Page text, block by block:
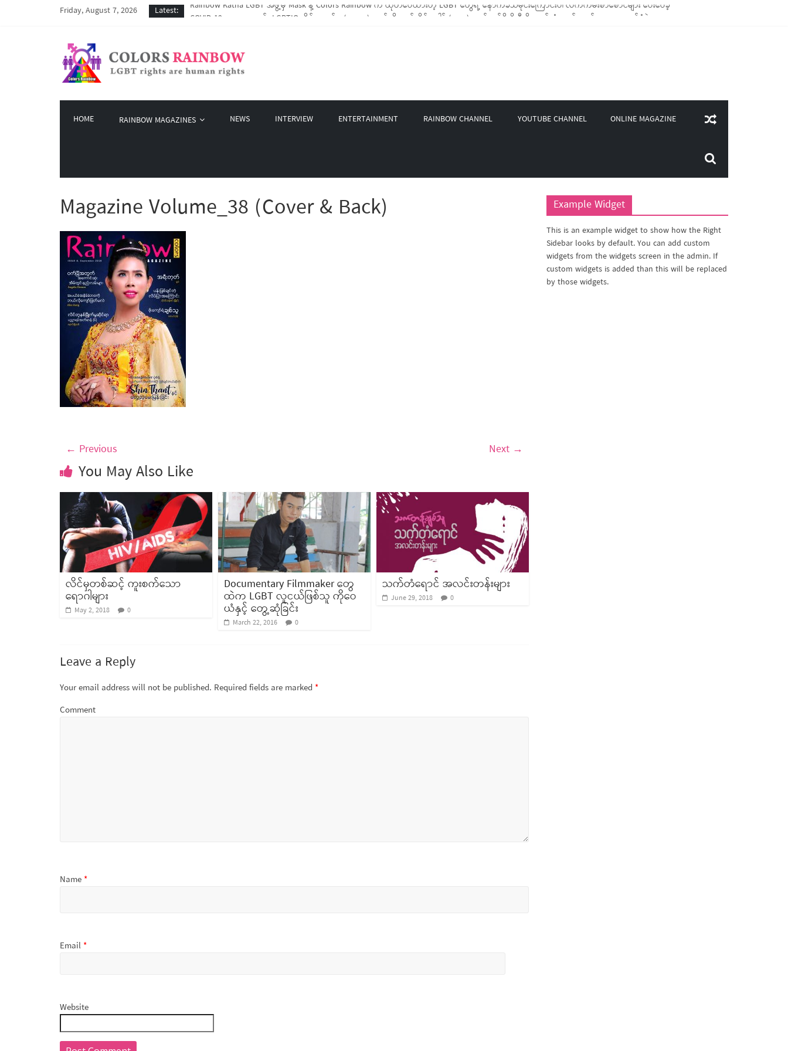
Friday, August 7, 2026 Latest:
COVID-19 ကာလအတွင်း LGBTIQ အိမ်ထောင်စု (၁၀၀၀)ကျော်ကို ကျပ်သိန်းပေါင်း(၄၀၀)ကျော်တန်ဖိုးရှိ မီးဖိုချောင်သုံး ကုန်ပစ္စည်းများ ထောက်ပံ့ခဲ့
Colors Rainbow မှ စက်တင်ဘာလအတွင်း အွန်လိုင်းသင်တန်းနှစ်ခု ဖွင့်လှစ်ပေးနိုင်ခဲ့
HOME RAINBOW MAGAZINES NEWS INTERVIEW ENTERTAINMENT RAINBOW CHANNEL YOUTUBE CHANNEL ONLINE MAGAZINE
Magazine Volume_38 (Cover & Back)
← Previous Next →
You May Also Like
လိင်မှတစ်ဆင့် ကူးစက်သော
ရောဂါများ
May 2, 2018 0
Documentary Filmmaker တွေ
ထဲက LGBT လူငယ်ဖြစ်သူ ကိုဝေ
ယံနှင့် တွေ့ဆုံခြင်း
March 22, 2016 0
သက်တံရောင် အလင်းတန်းများ
June 29, 2018 0
Leave a Reply
Your email address will not be published. Required fields are marked *
Comment
Name *
Email *
Website
Example Widget
This is an example widget to show how the Right
Sidebar looks by default. You can add custom
widgets from the widgets screen in the admin. If
custom widgets is added than this will be replaced
by those widgets.